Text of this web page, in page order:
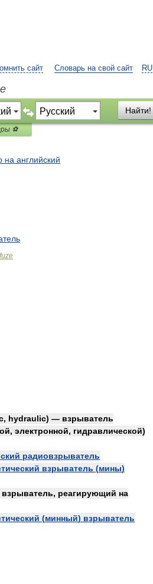
RU
сайт Словарь на свой сайт
Найти!
⚽
на английский
fuze
, hydraulic) — взрыватель
, электронной, гидравлической)
радиовзрыватель
взрыватель (мины)
взрыватель, реагирующий на
(минный) взрыватель